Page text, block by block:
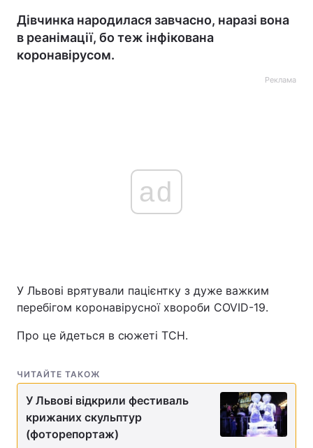
Дівчинка народилася завчасно, наразі вона
в реанімації, бо теж інфікована
коронавірусом.
Реклама
ad
У Львові врятували пацієнтку з дуже важким
перебігом коронавірусної хвороби COVID-19.
Про це йдеться в сюжеті ТСН.
ЧИТАЙТЕ ТАКОЖ
У Львові відкрили фестиваль
крижаних скульптур
(фоторепортаж)